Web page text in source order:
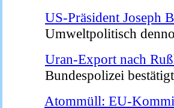
US-Präsident Joseph
Umweltpolitisch
Uran-Export nach
Bundespolizei
Atommüll: EU-